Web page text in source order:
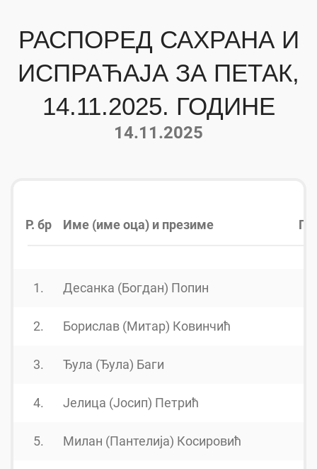
РАСПОРЕД САХРАНА И
ИСПРАЋАЈА ЗА ПЕТАК,
14.11.2025. ГОДИНЕ
14.11.2025
Р. бр Име (име оца) и презиме
1. Десанка (Богдан) Попин
2. Борислав (Митар) Ковинчић
3. Ђула (Ђула) Баги
4. Јелица (Јосип) Петрић
5. Милан (Пантелија) Косировић